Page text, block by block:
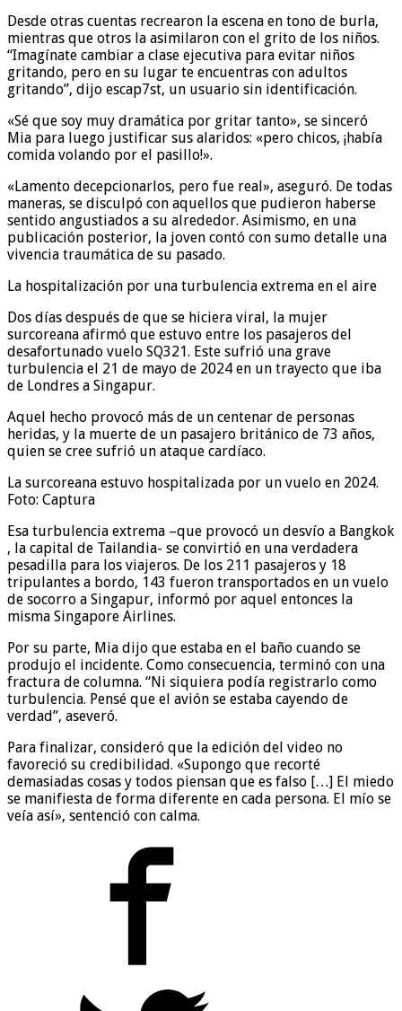
Desde otras cuentas recrearon la escena en tono de burla,
mientras que otros la asimilaron con el grito de los niños.
“Imagínate cambiar a clase ejecutiva para evitar niños
gritando, pero en su lugar te encuentras con adultos
gritando”, dijo escap7st, un usuario sin identificación.
«Sé que soy muy dramática por gritar tanto», se sinceró
Mia para luego justificar sus alaridos: «pero chicos, ¡había
comida volando por el pasillo!».
«Lamento decepcionarlos, pero fue real», aseguró. De todas
maneras, se disculpó con aquellos que pudieron haberse
sentido angustiados a su alrededor. Asimismo, en una
publicación posterior, la joven contó con sumo detalle una
vivencia traumática de su pasado.
La hospitalización por una turbulencia extrema en el aire
Dos días después de que se hiciera viral, la mujer
surcoreana afirmó que estuvo entre los pasajeros del
desafortunado vuelo SQ321. Este sufrió una grave
turbulencia el 21 de mayo de 2024 en un trayecto que iba
de Londres a Singapur.
Aquel hecho provocó más de un centenar de personas
heridas, y la muerte de un pasajero británico de 73 años,
quien se cree sufrió un ataque cardíaco.
La surcoreana estuvo hospitalizada por un vuelo en 2024.
Foto: Captura
Esa turbulencia extrema –que provocó un desvío a Bangkok
, la capital de Tailandia- se convirtió en una verdadera
pesadilla para los viajeros. De los 211 pasajeros y 18
tripulantes a bordo, 143 fueron transportados en un vuelo
de socorro a Singapur, informó por aquel entonces la
misma Singapore Airlines.
Por su parte, Mia dijo que estaba en el baño cuando se
produjo el incidente. Como consecuencia, terminó con una
fractura de columna. “Ni siquiera podía registrarlo como
turbulencia. Pensé que el avión se estaba cayendo de
verdad”, aseveró.
Para finalizar, consideró que la edición del video no
favoreció su credibilidad. «Supongo que recorté
demasiadas cosas y todos piensan que es falso […] El miedo
se manifiesta de forma diferente en cada persona. El mío se
veía así», sentenció con calma.